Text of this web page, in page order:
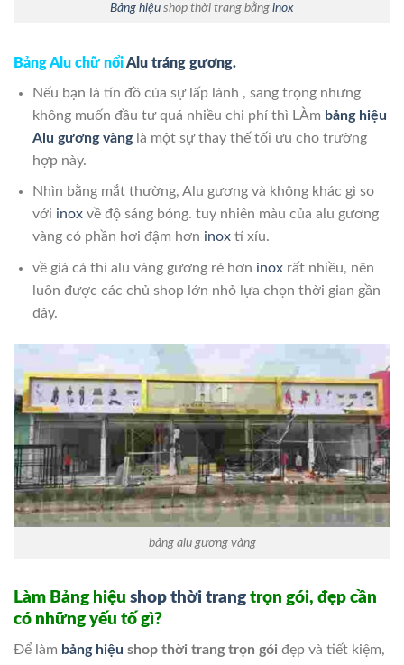
Bảng hiệu shop thời trang bằng inox
Bảng Alu chữ nổiAlu tráng gương.
Nếu bạn là tín đồ của sự lấp lánh , sang trọng nhưng
không muốn đầu tư quá nhiều chi phí thì LÀm bảng hiệu
Alu gương vànglà một sự thay thế tối ưu cho trường
hợp này.
Nhìn bằng mắt thường, Alu gương và không khác gì so
với inoxvề độ sáng bóng. tuy nhiên màu của alu gương
vàng có phần hơi đậm hơn inoxtí xíu.
về giá cả thì alu vàng gương rẻ hơn inoxrất nhiều, nên
luôn được các chủ shop lớn nhỏ lựa chọn thời gian gần
đây.
bảng alu gương vàng
Làm Bảng hiệu shop thời trang trọn gói, đẹp cần
có những yếu tố gì?
Để làm bảng hiệu shop thời trang trọn gói đẹp và tiết kiệm,